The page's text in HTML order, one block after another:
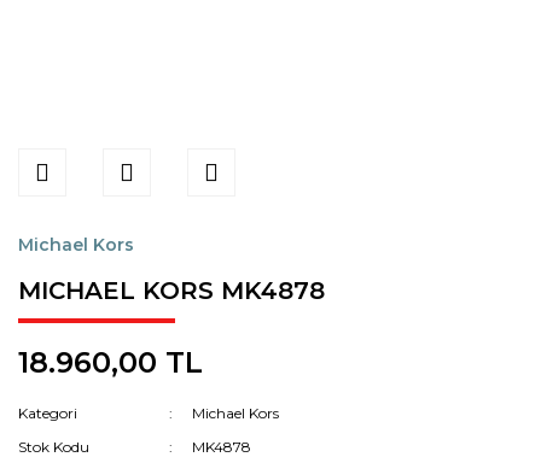
Michael Kors
MICHAEL KORS MK4878
18.960,00 TL
Kategori
Michael Kors
Stok Kodu
MK4878